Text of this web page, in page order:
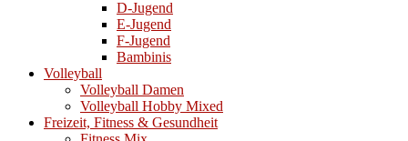
D-Jugend
E-Jugend
F-Jugend
Bambinis
Volleyball
Volleyball Damen
Volleyball Hobby Mixed
Freizeit, Fitness & Gesundheit